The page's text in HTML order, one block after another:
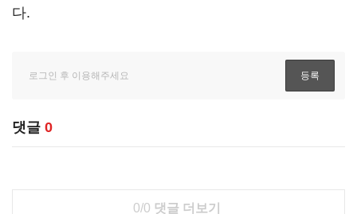
다.
댓글 0
0/0 댓글 더보기